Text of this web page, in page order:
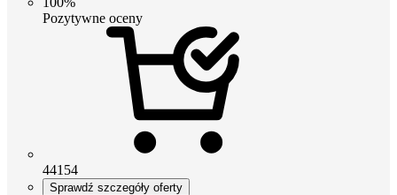
Pozytywne oceny
44154
Sprawdź szczegóły oferty